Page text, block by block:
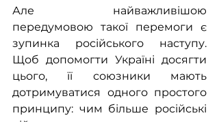
Але найважливішою
передумовою такої перемоги є
зупинка російського наступу.
Щоб допомогти Україні досягти
цього, її союзники мають
дотримуватися одного простого
принципу: чим більше російські